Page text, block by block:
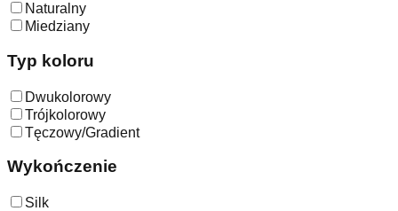
Naturalny
Miedziany
Typ koloru
Dwukolorowy
Trójkolorowy
Tęczowy/Gradient
Wykończenie
Silk